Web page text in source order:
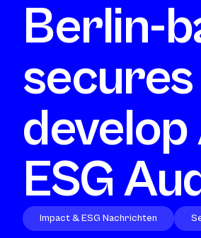
Berlin-
ESG
Impact & ESG Nachrichten